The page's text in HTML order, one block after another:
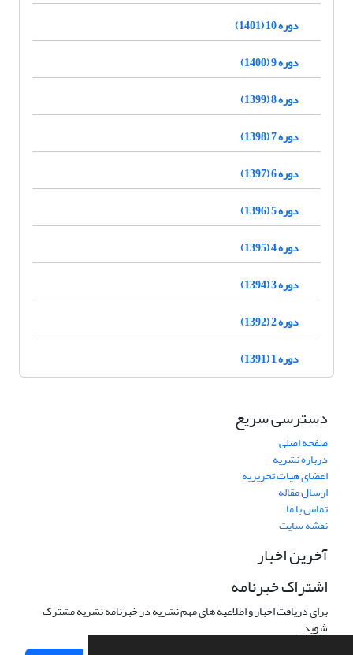
دوره 10 (1401)
دوره 9 (1400)
دوره 8 (1399)
دوره 7 (1398)
دوره 6 (1397)
دوره 5 (1396)
دوره 4 (1395)
دوره 3 (1394)
دوره 2 (1392)
دوره 1 (1391)
دسترسی سریع
صفحه اصلی
درباره نشریه
اعضای هیات تحریریه
ارسال مقاله
تماس با ما
نقشه سایت
آخرین اخبار
اشتراک خبرنامه
برای دریافت اخبار و اطلاعیه های مهم نشریه در خبرنامه نشریه مشترک
شوید.